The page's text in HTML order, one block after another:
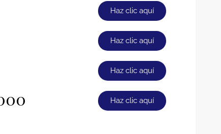
Haz clic aquí
Haz clic aquí
Haz clic aquí
Haz clic aquí